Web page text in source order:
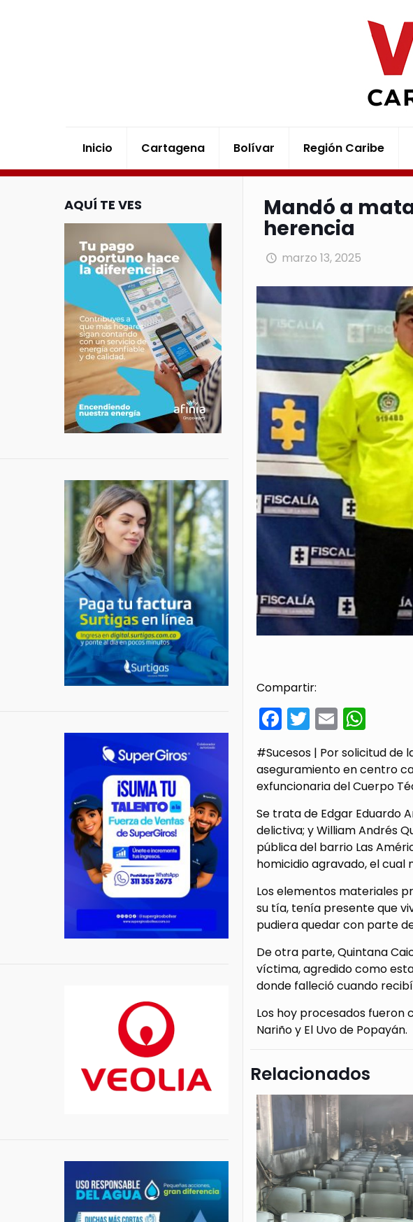
Inicio Cartagena Bolívar Región Caribe
Mandó a
herencia
marzo 13, 2025
Compartir:
Facebook
Twitter
Email
#Sucesos | Por solicitud de
aseguramiento en centro
exfuncionaria del Cuerpo
Se trata de Edgar Eduardo
delictiva; y William Andrés
pública del barrio Las
homicidio agravado, el cual
Los elementos materiales
su tía, tenía presente que
pudiera quedar con parte
De otra parte, Quintana
víctima, agredido como
donde falleció cuando
Los hoy procesados fueron
Nariño y El Uvo de Popayán.
Relacionados
AQUÍ TE VES